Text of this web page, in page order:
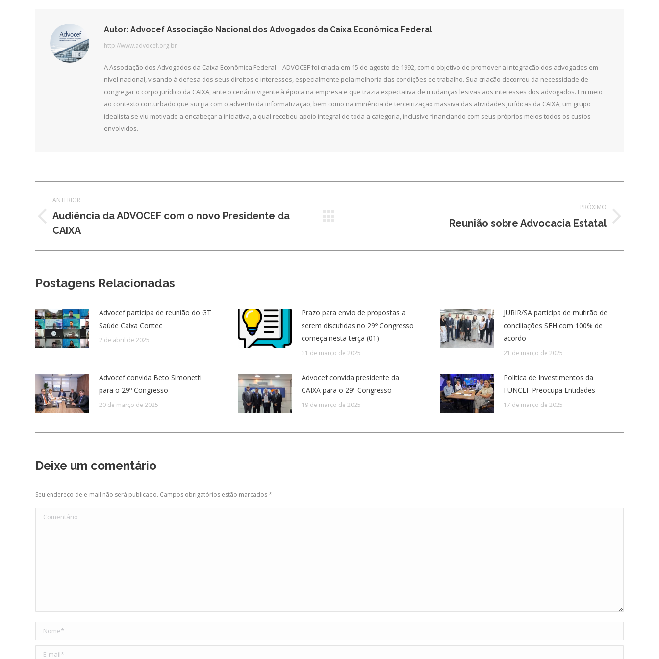
Autor: Advocef Associação Nacional dos Advogados da Caixa Econômica Federal
http://www.advocef.org.br
A Associação dos Advogados da Caixa Econômica Federal – ADVOCEF foi criada em 15 de agosto de 1992, com o objetivo de promover a integração dos advogados em
nível nacional, visando à defesa dos seus direitos e interesses, especialmente pela melhoria das condições de trabalho. Sua criação decorreu da necessidade de
congregar o corpo jurídico da CAIXA, ante o cenário vigente à época na empresa e que trazia expectativa de mudanças lesivas aos interesses dos advogados. Em meio
ao contexto conturbado que surgia com o advento da informatização, bem como na iminência de terceirização massiva das atividades jurídicas da CAIXA, um grupo
idealista se viu motivado a encabeçar a iniciativa, a qual recebeu apoio integral de toda a categoria, inclusive financiando com seus próprios meios todos os custos
envolvidos.
de
post:
ANTERIOR
Post
anterior:
Audiência da ADVOCEF com o novo Presidente da
CAIXA
PRÓXIMO
Reunião sobre Advocacia Estatal
Postagens Relacionadas
Advocef participa de reunião do GT
Saúde Caixa Contec
2 de abril de 2025
Prazo para envio de propostas a
serem discutidas no 29º Congresso
começa nesta terça (01)
31 de março de 2025
JURIR/SA participa de mutirão de
conciliações SFH com 100% de
acordo
21 de março de 2025
Advocef convida Beto Simonetti
para o 29º Congresso
20 de março de 2025
Advocef convida presidente da
CAIXA para o 29º Congresso
19 de março de 2025
Política de Investimentos da
FUNCEF Preocupa Entidades
17 de março de 2025
Deixe um comentário
Seu endereço de e-mail não será publicado. Campos obrigatórios estão marcados*
Comentário
Nome *
E-mail *